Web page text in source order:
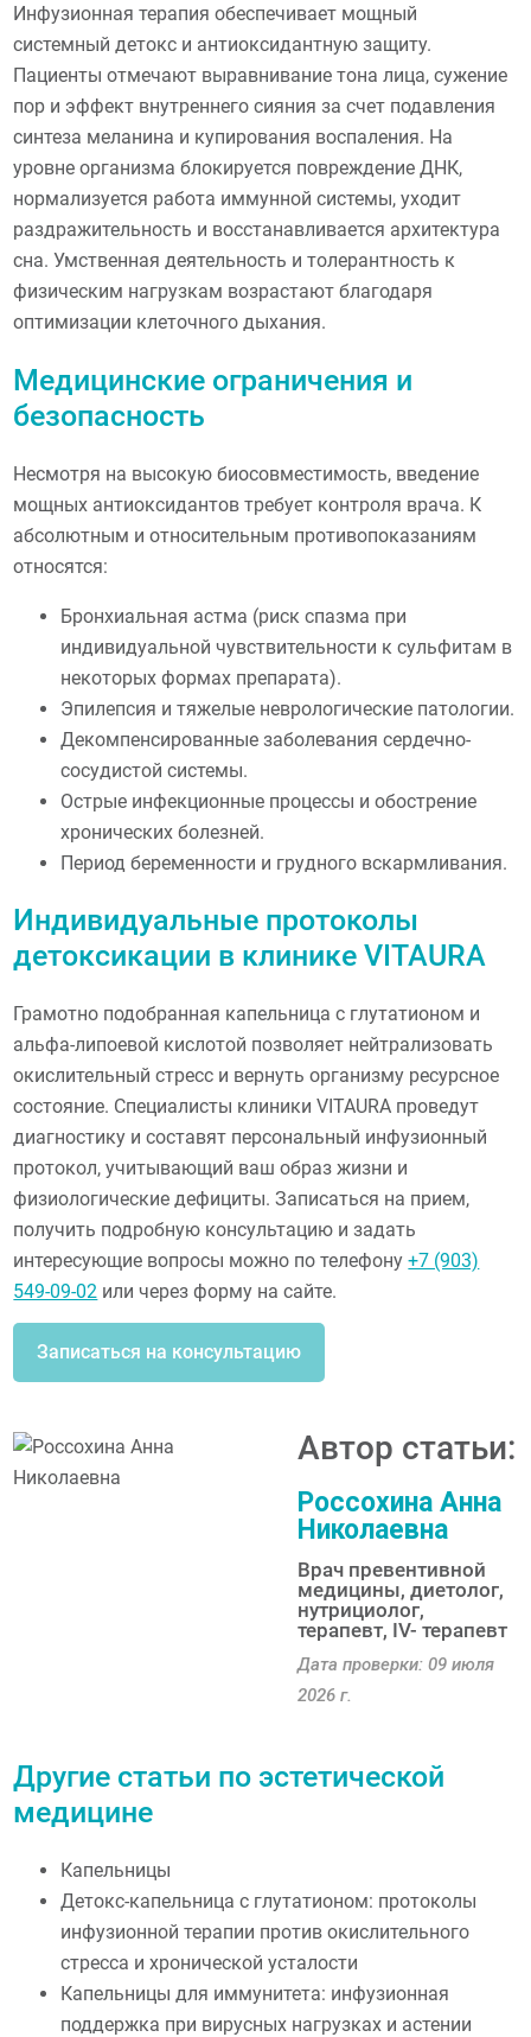
Инфузионная терапия обеспечивает мощный
системный детокс и антиоксидантную защиту.
Пациенты отмечают выравнивание тона лица, сужение
пор и эффект внутреннего сияния за счет подавления
синтеза меланина и купирования воспаления. На
уровне организма блокируется повреждение ДНК,
нормализуется работа иммунной системы, уходит
раздражительность и восстанавливается архитектура
сна. Умственная деятельность и толерантность к
физическим нагрузкам возрастают благодаря
оптимизации клеточного дыхания.
Медицинские ограничения и
безопасность
Несмотря на высокую биосовместимость, введение
мощных антиоксидантов требует контроля врача. К
абсолютным и относительным противопоказаниям
относятся:
Бронхиальная астма (риск спазма при
индивидуальной чувствительности к сульфитам в
некоторых формах препарата).
Эпилепсия и тяжелые неврологические патологии.
Декомпенсированные заболевания сердечно-
сосудистой системы.
Острые инфекционные процессы и обострение
хронических болезней.
Период беременности и грудного вскармливания.
Индивидуальные протоколы
детоксикации в клинике VITAURA
Грамотно подобранная капельница с глутатионом и
альфа-липоевой кислотой позволяет нейтрализовать
окислительный стресс и вернуть организму ресурсное
состояние. Специалисты клиники VITAURA проведут
диагностику и составят персональный инфузионный
протокол, учитывающий ваш образ жизни и
физиологические дефициты. Записаться на прием,
получить подробную консультацию и задать
интересующие вопросы можно по телефону+7 (903)
549-09-02 или через форму на сайте.
Записаться на консультацию
Автор статьи:
Россохина Анна
Николаевна
Врач превентивной
медицины, диетолог,
нутрициолог,
терапевт, IV- терапевт
Дата проверки: 09 июля
2026 г.
Другие статьи по эстетической
медицине
Капельницы
Детокс-капельница с глутатионом: протоколы
инфузионной терапии против окислительного
стресса и хронической усталости
Капельницы для иммунитета: инфузионная
поддержка при вирусных нагрузках и астении